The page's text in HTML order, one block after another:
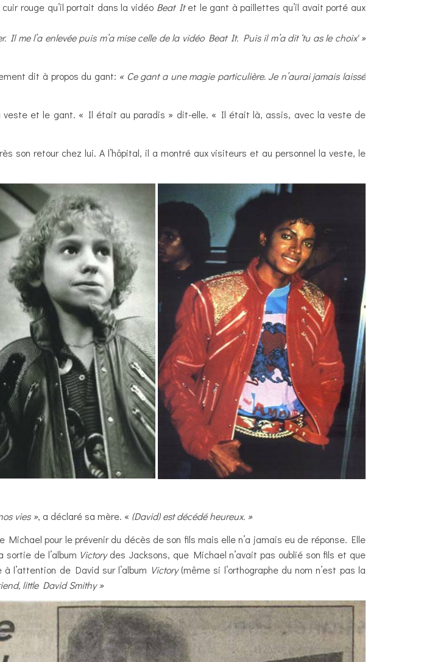
rouge qu’il portait dans la vidéo Beat Itet le gant à paillettes qu’il avait porté aux
me l’a enlevée puis m’a mise celle de la vidéo Beat It. Puis il m’a dit ‘tu as le choix' »
dit à propos du gant: « Ce gant a une magie particulière. Je n’aurai jamais laissé
veste et le gant. « Il était au paradis » dit-elle. « Il était là, assis, avec la veste de
son retour chez lui. A l’hôpital, il a montré aux visiteurs et au personnel la veste, le
vies », a déclaré sa mère. « (David) est décédé heureux. »
pour le prévenir du décès de son fils mais elle n’a jamais eu de réponse. Elle
de l’album Victorydes Jacksons, que Michael n’avait pas oublié son fils et que
l’attention de David sur l’album Victory(même si l’orthographe du nom n’est pas la
little David Smithy »